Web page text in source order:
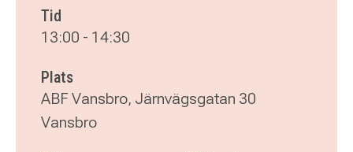
Tid
13:00 - 14:30
Plats
ABF Vansbro, Järnvägsgatan 30
Vansbro